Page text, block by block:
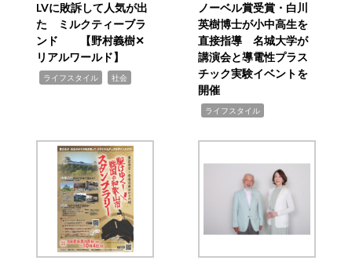
LVに敗訴して人気が出
た ミルクティーブラ
ンド 【野村義樹✕
リアルワールド】
ライフスタイル 社会
ノーベル賞受賞・白川
英樹博士が小中高生を
直接指導 名城大学が
講演会と導電性プラス
チック実験イベントを
開催
ライフスタイル